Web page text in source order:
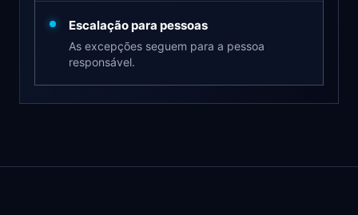
Escalação para pessoas
As excepções seguem para a pessoa
responsável.